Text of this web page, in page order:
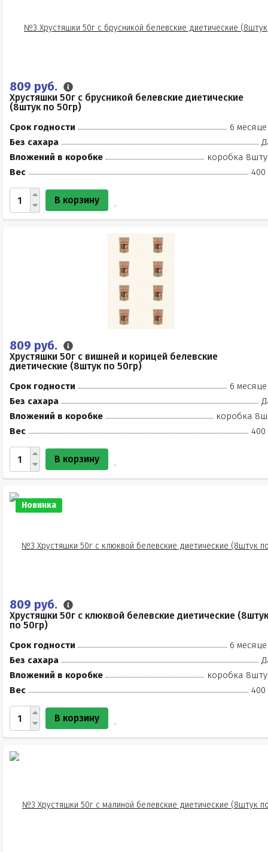
809 руб.
Хрустяшки 50г с брусникой белевские диетические
(8штук по 50гр)
Срок годности
6
Без сахара
Вложений в коробке
коробка
Вес
400
В корзину
809 руб.
Хрустяшки 50г с вишней и корицей белевские
диетические (8штук по 50гр)
Срок годности
6
Без сахара
Вложений в коробке
коробка
Вес
400
В корзину
Новинка
809 руб.
Хрустяшки 50г с клюквой белевские диетические (8штук
по 50гр)
Срок годности
6
Без сахара
Вложений в коробке
коробка
Вес
400
В корзину